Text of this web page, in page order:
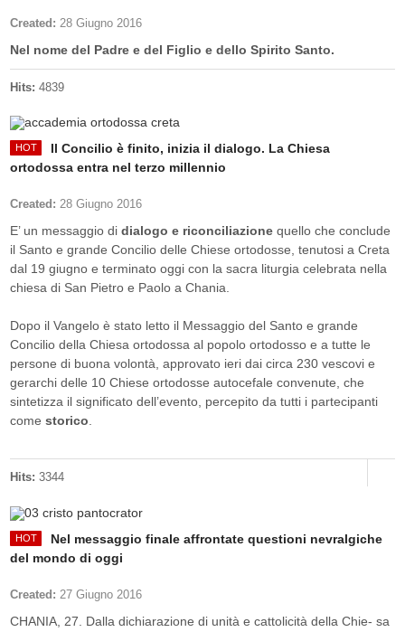
Created: 28 Giugno 2016
Nel nome del Padre e del Figlio e dello Spirito Santo.
Hits: 4839
Il Concilio è finito, inizia il dialogo. La Chiesa
ortodossa entra nel terzo millennio
Created: 28 Giugno 2016
E’ un messaggio di dialogo e riconciliazione quello che conclude
il Santo e grande Concilio delle Chiese ortodosse, tenutosi a Creta
dal 19 giugno e terminato oggi con la sacra liturgia celebrata nella
chiesa di San Pietro e Paolo a Chania.
Dopo il Vangelo è stato letto il Messaggio del Santo e grande
Concilio della Chiesa ortodossa al popolo ortodosso e a tutte le
persone di buona volontà, approvato ieri dai circa 230 vescovi e
gerarchi delle 10 Chiese ortodosse autocefale convenute, che
sintetizza il significato dell’evento, percepito da tutti i partecipanti
come storico
Hits: 3344
Nel messaggio finale affrontate questioni nevralgiche
del mondo di oggi
Created: 27 Giugno 2016
CHANIA, 27. Dalla dichiarazione di unità e cattolicità della Chie- sa